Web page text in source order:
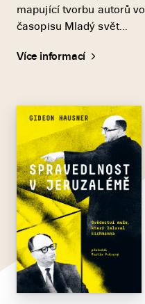
mapující tvorbu autorů
časopisu Mladý svět...
Více informací